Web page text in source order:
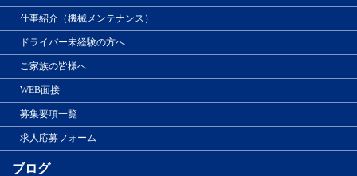
仕事紹介（機械メンテナンス）
ドライバー未経験の方へ
ご家族の皆様へ
WEB面接
募集要項一覧
求人応募フォーム
ブログ